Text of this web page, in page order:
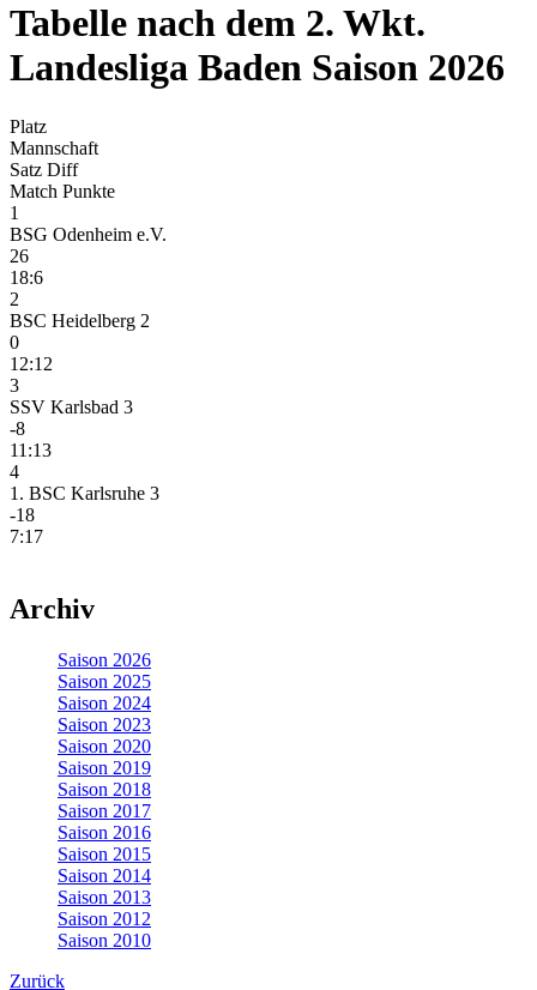
Tabelle nach dem 2. Wkt.
Landesliga Baden Saison 2026
Platz
Mannschaft
Satz Diff
Match Punkte
1
BSG Odenheim e.V.
26
18:6
2
BSC Heidelberg 2
0
12:12
3
SSV Karlsbad 3
-8
11:13
4
1. BSC Karlsruhe 3
-18
7:17
Archiv
Saison 2026
Saison 2025
Saison 2024
Saison 2023
Saison 2020
Saison 2019
Saison 2018
Saison 2017
Saison 2016
Saison 2015
Saison 2014
Saison 2013
Saison 2012
Saison 2010
Zurück